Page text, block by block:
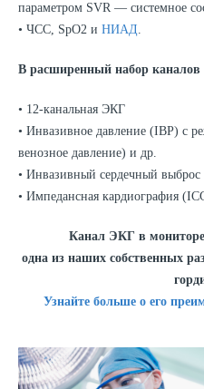
параметром SVR — системное
• ЧСС, SpO2 и НИАД.
В расширенный набор каналов
• 12-канальная ЭКГ
• Инвазивное давление (IBP) с
венозное давление) и др.
• Инвазивный сердечный выброс
• Импедансная кардиография
Канал ЭКГ в
одна из наших собственных
Узнайте больше о его